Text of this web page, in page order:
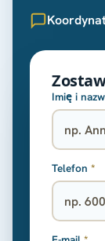
Imię i
Telefon *